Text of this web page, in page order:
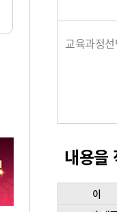
교육과정
내용을
이